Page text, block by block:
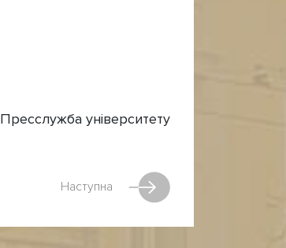
Пресслужба університету
Наступна